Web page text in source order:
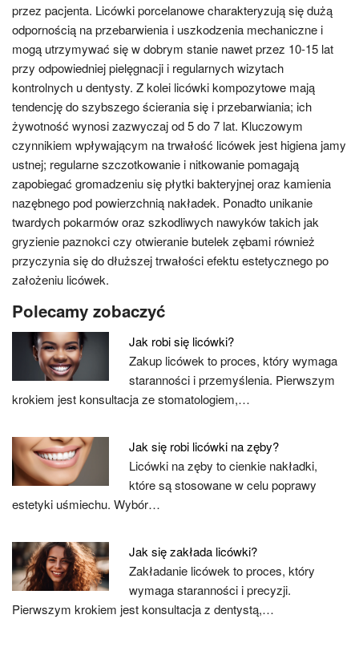
przez pacjenta. Licówki porcelanowe charakteryzują się dużą
odpornością na przebarwienia i uszkodzenia mechaniczne i
mogą utrzymywać się w dobrym stanie nawet przez 10-15 lat
przy odpowiedniej pielęgnacji i regularnych wizytach
kontrolnych u dentysty. Z kolei licówki kompozytowe mają
tendencję do szybszego ścierania się i przebarwiania; ich
żywotność wynosi zazwyczaj od 5 do 7 lat. Kluczowym
czynnikiem wpływającym na trwałość licówek jest higiena jamy
ustnej; regularne szczotkowanie i nitkowanie pomagają
zapobiegać gromadzeniu się płytki bakteryjnej oraz kamienia
nazębnego pod powierzchnią nakładek. Ponadto unikanie
twardych pokarmów oraz szkodliwych nawyków takich jak
gryzienie paznokci czy otwieranie butelek zębami również
przyczynia się do dłuższej trwałości efektu estetycznego po
założeniu licówek.
Polecamy zobaczyć
Jak robi się licówki?
Zakup licówek to proces, który wymaga
staranności i przemyślenia. Pierwszym
krokiem jest konsultacja ze stomatologiem,…
Jak się robi licówki na zęby?
Licówki na zęby to cienkie nakładki,
które są stosowane w celu poprawy
estetyki uśmiechu. Wybór…
Jak się zakłada licówki?
Zakładanie licówek to proces, który
wymaga staranności i precyzji.
Pierwszym krokiem jest konsultacja z dentystą,…